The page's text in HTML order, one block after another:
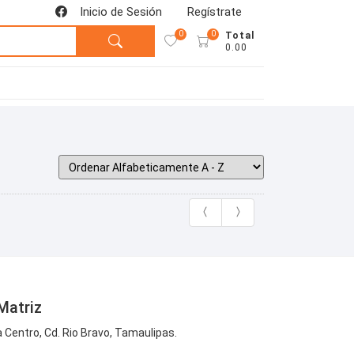
Inicio de Sesión Regístrate
0
Total
0.00
0
Cd. Rio Bravo, Tamaulipas.